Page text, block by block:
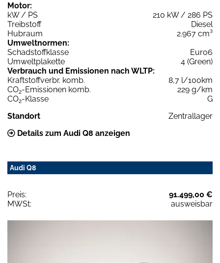
Motor:
kW / PS
210 kW / 286 PS
Treibstoff
Diesel
Hubraum
2.967 cm³
Umweltnormen:
Schadstoffklasse
Euro6
Umweltplakette
4 (Green)
Verbrauch und Emissionen nach WLTP:
Kraftstoffverbr. komb.
8,7 l/100km
CO2-Emissionen komb.
229 g/km
CO2-Klasse
G
Standort
Zentrallager
Details zum Audi Q8 anzeigen
Audi Q8
Preis:
91.499,00 €
MWSt:
ausweisbar